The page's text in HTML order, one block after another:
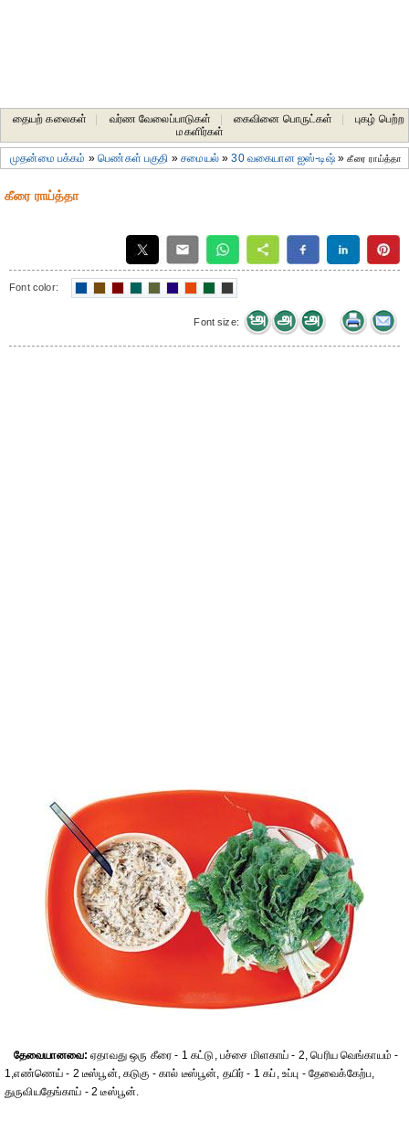
தையற் கலைகள் வர்ண வேலைப்பாடுகள் கைவினை பொருட்கள்
புகழ் பெற்ற
மகளிர்கள்
முதன்மை பக்கம் »பெண்கள் பகுதி »சமையல்»30 வகையான ஐஸ்-டிஷ்»கீரை ராய்த்தா
கீரை ராய்த்தா
Font color:
Font size:
தேவையானவை: ஏதாவது ஒரு கீரை - 1 கட்டு, பச்சை மிளகாய் - 2, பெரிய வெங்காயம் -
1,எண்ணெய் - 2 டீஸ்பூன், கடுகு - கால் டீஸ்பூன், தயிர் - 1 கப், உப்பு - தேவைக்கேற்ப,
துருவியதேங்காய் - 2 டீஸ்பூன்.